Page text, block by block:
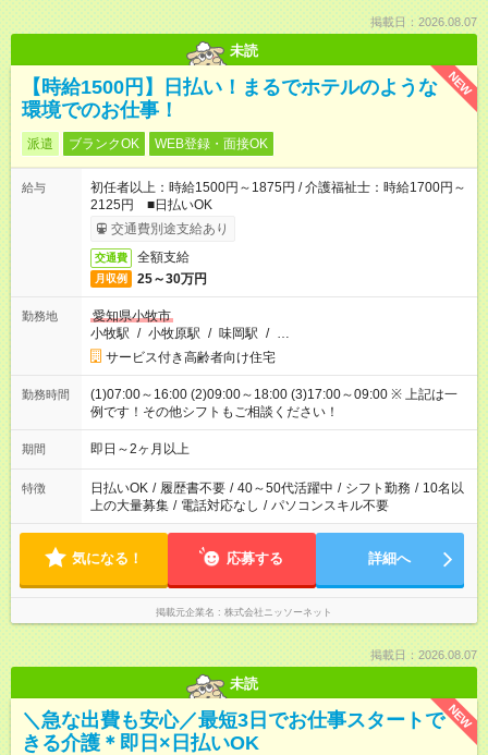
掲載日：2026.08.07
未読
NEW
【時給1500円】日払い！まるでホテルのような
環境でのお仕事！
派遣 ブランクOK WEB登録・面接OK
給与
初任者以上：時給1500円～1875円 / 介護福祉士：時給1700円～
2125円 ■日払いOK
交通費別途支給あり
交通費 全額支給
月収例 25～30万円
勤務地
愛知県小牧市
小牧駅 / 小牧原駅 / 味岡駅 / …
サービス付き高齢者向け住宅
勤務時間
(1)07:00～16:00 (2)09:00～18:00 (3)17:00～09:00 ※ 上記は一
例です！その他シフトもご相談ください！
期間 即日～2ヶ月以上
特徴 日払いOK / 履歴書不要 / 40～50代活躍中 / シフト勤務 / 10名以
上の大量募集 / 電話対応なし / パソコンスキル不要
気になる！ 応募する 詳細へ
掲載元企業名 株式会社ニッソーネット
掲載日：2026.08.07
未読
NEW
＼急な出費も安心／最短3日でお仕事スタートで
きる介護＊即日×日払いOK